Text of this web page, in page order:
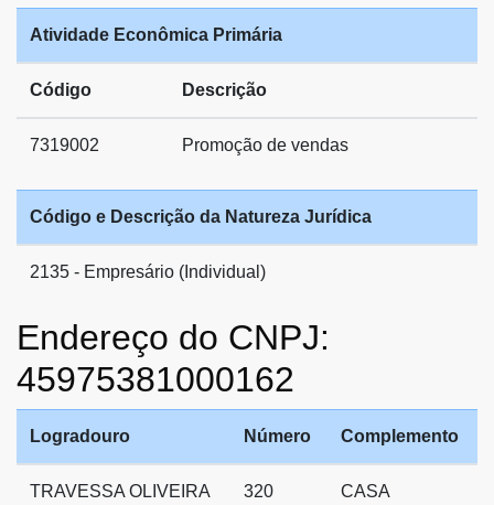
Atividade Econômica Primária
Código Descrição
7319002 Promoção de vendas
Código e Descrição da Natureza Jurídica
2135 - Empresário (Individual)
Endereço do CNPJ:
45975381000162
Logradouro Número Complemento
TRAVESSA OLIVEIRA 320 CASA